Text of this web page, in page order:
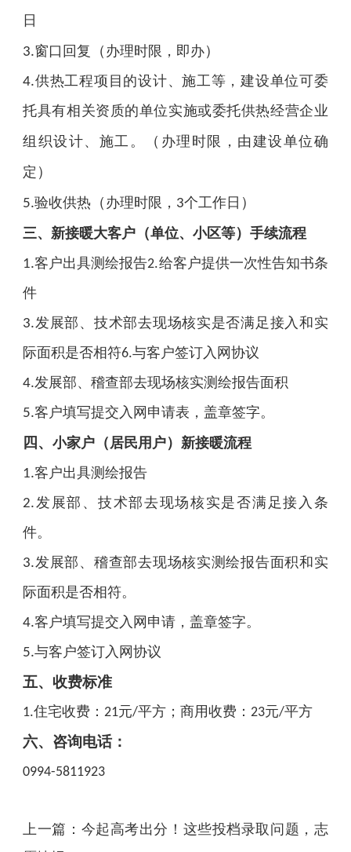
日
3.窗口回复 （ 办理时限，即办）
4.供热工程项目的设计、施工等，建设单位可委
托具有相关资质的单位实施或委托供热经营企业
组织设计、施工。
（ 办理时限，由建设单位确
定 ）
5.验收供热 （ 办理时限， 3个工作日 ）
三、新接暖大客户 （单位、小区等）手续流程
1.客户出具测绘报告2.给客户提供一次性告知书条
件
3.发展部、技术部去现场核实是否满足接入和实
际面积是否相符6.与客户签订入网协议
4.发展部、稽查部去现场核实测绘报告面积
5.客户填写提交入网申请表，盖章签字。
四、小家户 （ 居民用户） 新接暖流程
1.客户出具测绘报告
2. 发展部、技术部去现场核实是否满足接入条
件。
3.发展部、稽查部去现场核实测绘报告面积和实
际面积是否相符。
4.客户填写提交入网申请，盖章签字。
5.与客户签订入网协议
五、收费标准
1.住宅收费： 21元/平方；商用收费： 23元/平方
六、咨询电话：
0994-5811923
上一篇： 今起高考出分！这些投档录取问题，志